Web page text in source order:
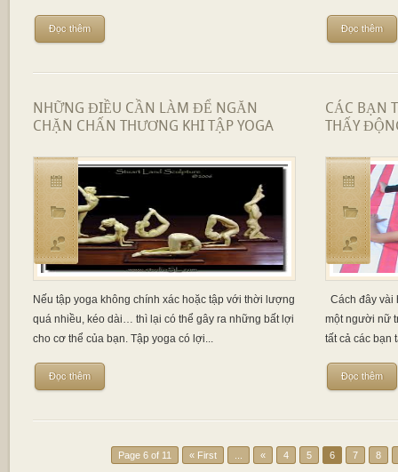
Đọc thêm Đọc thêm
NHỮNG ĐIỀU CẦN LÀM ĐỂ NGĂN
CHẶN CHẤN THƯƠNG KHI TẬP YOGA
Nếu tập yoga không chính xác hoặc tập với thời lượng
quá nhiều, kéo dài… thì lại có thể gây ra những bất lợi
cho cơ thể của bạn. Tập yoga có lợi...
Đọc thêm
CÁC BẠN
THẤY
Cách đây vài
một người nữ
tất cả các bạn
Đọc thêm
Page 6 of 11 « First « 4 5 6 7 8